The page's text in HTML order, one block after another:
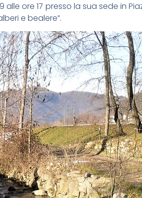
ore 17 presso la sua sede in
e bealere”.